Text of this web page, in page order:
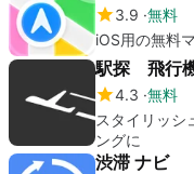
3.9 無料
iOS用の無料
駅探 飛行
4.3 無料
スタイリッ
ングに
渋滞 ナビ